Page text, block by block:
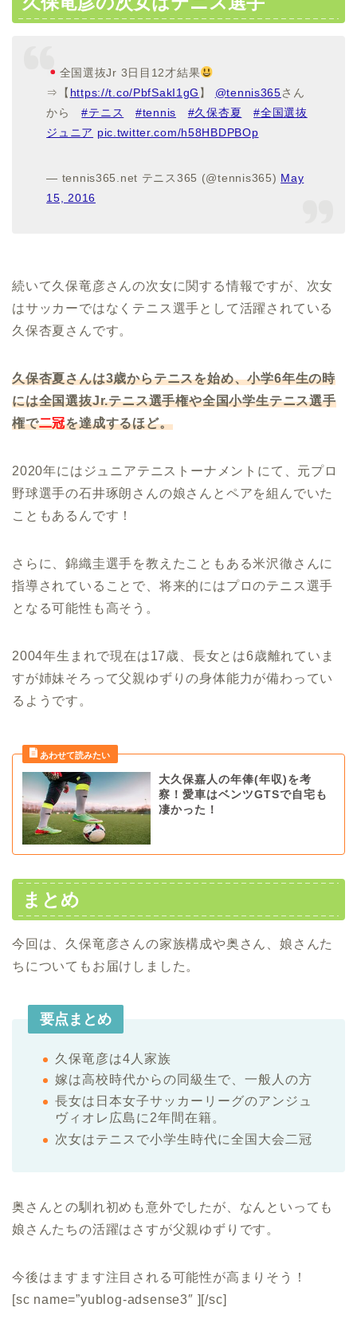
全国選抜Jr 3日目12才結果
⇒【 https://t.co/PbfSakI1gG 】 @tennis365さん
から#テニス #tennis #久保杏夏
#全国選抜
ジュニア pic.twitter.com/h58HBDPBOp
— tennis365.net テニス365 (@tennis365) May
15, 2016
続いて久保竜彦さんの次女に関する情報ですが、次女
はサッカーではなくテニス選手として活躍されている
久保杏夏さんです。
久保杏夏さんは3歳からテニスを始め、小学6年生の時
には全国選抜Jr.テニス選手権や全国小学生テニス選手
権で二冠を達成するほど。
2020年にはジュニアテニストーナメントにて、元プロ
野球選手の石井琢朗さんの娘さんとペアを組んでいた
こともあるんです！
さらに、錦織圭選手を教えたこともある米沢徹さんに
指導されていることで、将来的にはプロのテニス選手
となる可能性も高そう。
2004年生まれで現在は17歳、長女とは6歳離れていま
すが姉妹そろって父親ゆずりの身体能力が備わってい
るようです。
大久保嘉人の年俸(年収)を考
察！愛車はベンツGTSで自宅も
凄かった！
まとめ
今回は、久保竜彦さんの家族構成や奥さん、娘さんた
ちについてもお届けしました。
要点まとめ
久保竜彦は4人家族
嫁は高校時代からの同級生で、一般人の方
長女は日本女子サッカーリーグのアンジュ
ヴィオレ広島に2年間在籍。
次女はテニスで小学生時代に全国大会二冠
奥さんとの馴れ初めも意外でしたが、なんといっても
娘さんたちの活躍はさすが父親ゆずりです。
今後はますます注目される可能性が高まりそう！
[sc name=”yublog-adsense3″ ][/sc]